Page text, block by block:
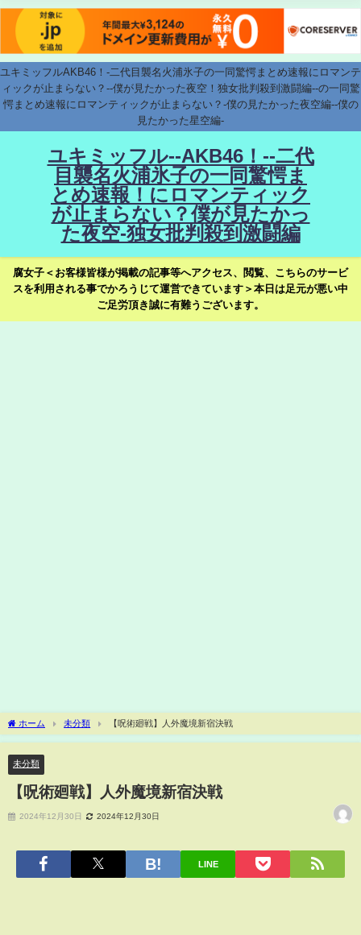
ユキミッフルAKB46！-二代目襲名火浦氷子の一同驚愕まとめ速報にロマンテ
ィックが止まらない？--僕が見たかった夜空！独女批判殺到激闘編--の一同驚
愕まとめ速報にロマンティックが止まらない？-僕の見たかった夜空編--僕の
見たかった星空編-
ユキミッフル--AKB46！--二代
目襲名火浦氷子の一同驚愕ま
とめ速報！にロマンティック
が止まらない？僕が見たかっ
た夜空-独女批判殺到激闘編
腐女子＜お客様皆様が掲載の記事等へアクセス、閲覧、こちらのサービ
スを利用される事でかろうじて運営できています＞本日は足元が悪い中
ご足労頂き誠に有難うございます。
ホーム 未分類 【呪術廻戦】人外魔境新宿決戦
未分類
【呪術廻戦】人外魔境新宿決戦
2024年12月30日 2024年12月30日
LINE